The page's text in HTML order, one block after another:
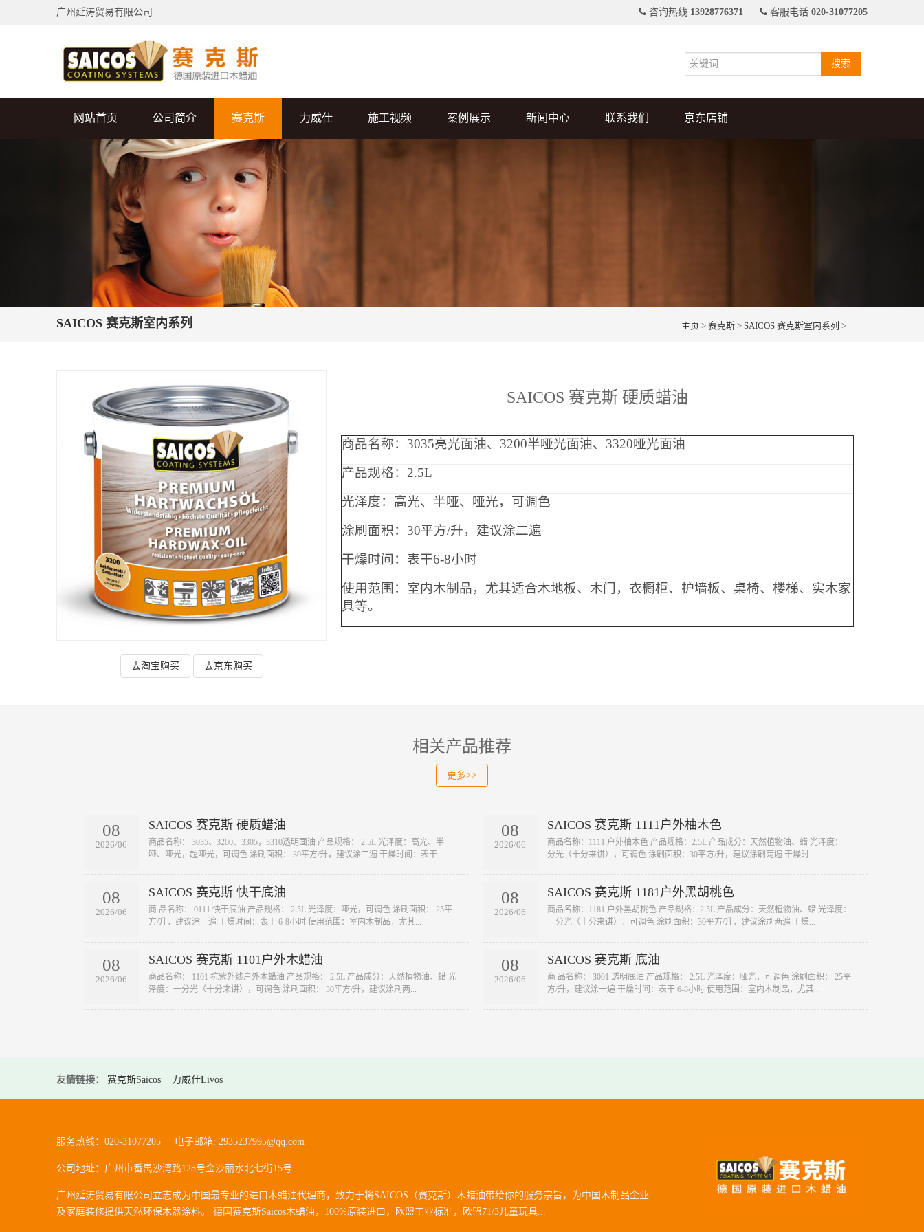
咨询热线 13928776371 客服电话 020-31077205
广州延涛贸易有限公司
搜索
网站首页 公司简介 赛克斯 力威仕 施工视频 案例展示 新闻中心 联系我们 京东店铺
SAICOS 赛克斯室内系列 主页 > 赛克斯 > SAICOS 赛克斯室内系列 >
去淘宝购买 去京东购买
SAICOS 赛克斯 硬质蜡油
商品名称： 3035亮光面油、3200半哑光面油、3320哑光面油
产品规格： 2.5L
光泽度：高光、半哑、哑光，可调色
涂刷面积： 30平方/升，建议涂二遍
干燥时间：表干6-8小时
使用范围：室内木制品，尤其适合木地板、木门，衣橱柜、护墙板、桌椅、楼梯、实木家
具等。
相关产品推荐
更多>>
08
2026/06
SAICOS 赛克斯 硬质蜡油
​商品名称： 3035、3200、3305，3310透明面油 产品规格： 2.5L 光泽度：高光、半
哑、哑光，超哑光，可调色 涂刷面积： 30平方/升，建议涂二遍 干燥时间：表干...
08
2026/06
SAICOS 赛克斯 快干底油
​商 品名称： 0111 快干底油 产品规格： 2.5L 光泽度：哑光，可调色 涂刷面积： 25平
方/升，建议涂一遍 干燥时间：表干 6-8小时 使用范围：室内木制品，尤其...
08
2026/06
SAICOS 赛克斯 1101户外木蜡油
​商品名称： 1101 抗紫外线户外木蜡油 产品规格： 2.5L 产品成分：天然植物油、蜡 光
泽度：一分光（十分来讲），可调色 涂刷面积： 30平方/升，建议涂刷两...
08
2026/06
SAICOS 赛克斯 1111户外柚木色
​商品名称：1111 户外柚木色 产品规格：2.5L 产品成分：天然植物油、蜡 光泽度：一
分光（十分来讲），可调色 涂刷面积：30平方/升，建议涂刷两遍 干燥时...
08
2026/06
SAICOS 赛克斯 1181户外黑胡桃色
​商品名称：1181 户外黑胡桃色 产品规格：2.5L 产品成分：天然植物油、蜡 光泽度：
一分光（十分来讲），可调色 涂刷面积：30平方/升，建议涂刷两遍 干燥...
08
2026/06
SAICOS 赛克斯 底油
​商 品名称： 3001 透明底油 产品规格： 2.5L 光泽度：哑光，可调色 涂刷面积： 25平
方/升，建议涂一遍 干燥时间：表干 6-8小时 使用范围：室内木制品，尤其...
友情链接： 赛克斯Saicos 力威仕Livos
服务热线：020-31077205 电子邮箱: 2935237995@qq.com
公司地址：广州市番禺沙湾路128号金沙丽水北七街15号
广州延涛贸易有限公司立志成为中国最专业的进口木蜡油代理商，致力于将SAICOS（赛克斯）木蜡油带给你的服务宗旨，为中国木制品企业
及家庭装修提供天然环保木器涂料。 德国赛克斯Saicos木蜡油，100%原装进口，欧盟工业标准，欧盟71/3儿童玩具...